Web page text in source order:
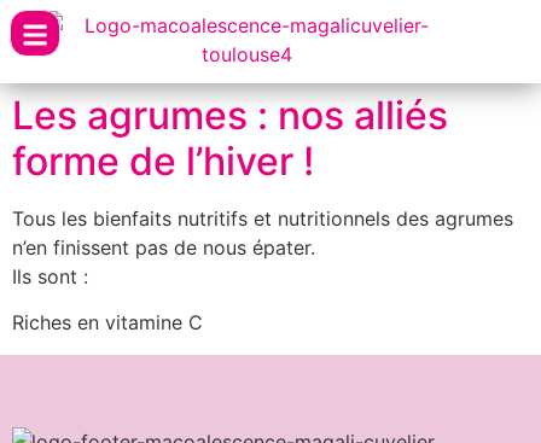
Les agrumes : nos alliés
forme de l’hiver !
Tous les bienfaits nutritifs et nutritionnels des agrumes
n’en finissent pas de nous épater.
Ils sont :
Riches en vitamine C